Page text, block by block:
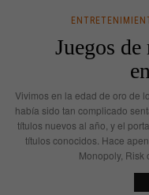
Juegos de
Vivimos en la edad de oro de
había sido tan complicado
títulos nuevos al año, y el
títulos conocidos. Hace
Monopoly, Risk